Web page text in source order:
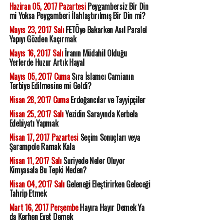
Haziran 05, 2017 PazartesiPeygambersiz Bir Din
mi Yoksa Peygamberi İlahlaştırılmış Bir Din mi?
Mayıs 23, 2017 SalıFETÖye Bakarken Asıl Paralel
Yapıyı Gözden Kaçırmak
Mayıs 16, 2017 Salıİranın Müdahil Olduğu
Yerlerde Huzur Artık Hayal
Mayıs 05, 2017 CumaSıra İslamcı Camianın
Terbiye Edilmesine mi Geldi?
Nisan 28, 2017 CumaErdoğancılar ve Tayyipçiler
Nisan 25, 2017 SalıYezidin Sarayında Kerbela
Edebiyatı Yapmak
Nisan 17, 2017 PazartesiSeçim Sonuçları veya
Şarampole Ramak Kala
Nisan 11, 2017 SalıSuriyede Neler Oluyor
Kimyasala Bu Tepki Neden?
Nisan 04, 2017 SalıGeleneği Eleştirirken Geleceği
Tahrip Etmek
Mart 16, 2017 PerşembeHayıra Hayır Demek Ya
da Kerhen Evet Demek